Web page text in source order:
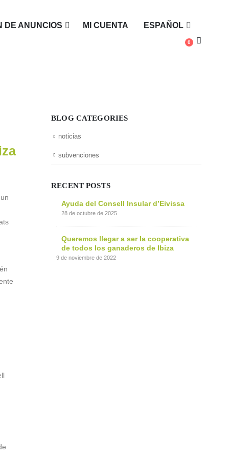
DE ANUNCIOS MI CUENTA ESPAÑOL
0
BLOG CATEGORIES
noticias
subvenciones
RECENT POSTS
Ayuda del Consell Insular d’Eivissa
28 de octubre de 2025
Queremos llegar a ser la cooperativa
de todos los ganaderos de Ibiza
9 de noviembre de 2022